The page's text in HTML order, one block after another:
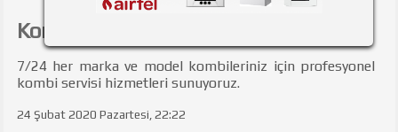
Kombi Servisi
7/24 her marka ve model kombileriniz için profesyonel
kombi servisi hizmetleri sunuyoruz.
24 Şubat 2020 Pazartesi, 22:22